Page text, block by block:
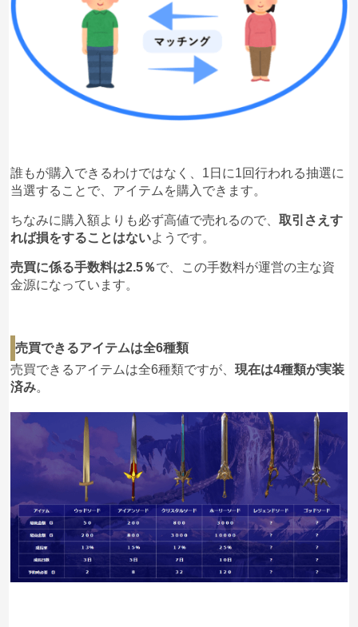
誰もが購入できるわけではなく、1日に1回行われる抽選に
当選することで、アイテムを購入できます。
ちなみに購入額よりも必ず高値で売れるので、取引さえす
れば損をすることはないようです。
売買に係る手数料は2.5％で、この手数料が運営の主な資
金源になっています。
売買できるアイテムは全6種類
売買できるアイテムは全6種類ですが、現在は4種類が実装
済み。